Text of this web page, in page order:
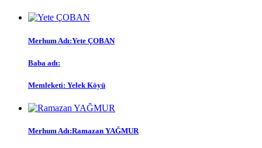
Merhum Adı:Yete ÇOBAN
Baba adı:
Memleketi: Yelek Köyü
Merhum Adı:Ramazan YAĞMUR